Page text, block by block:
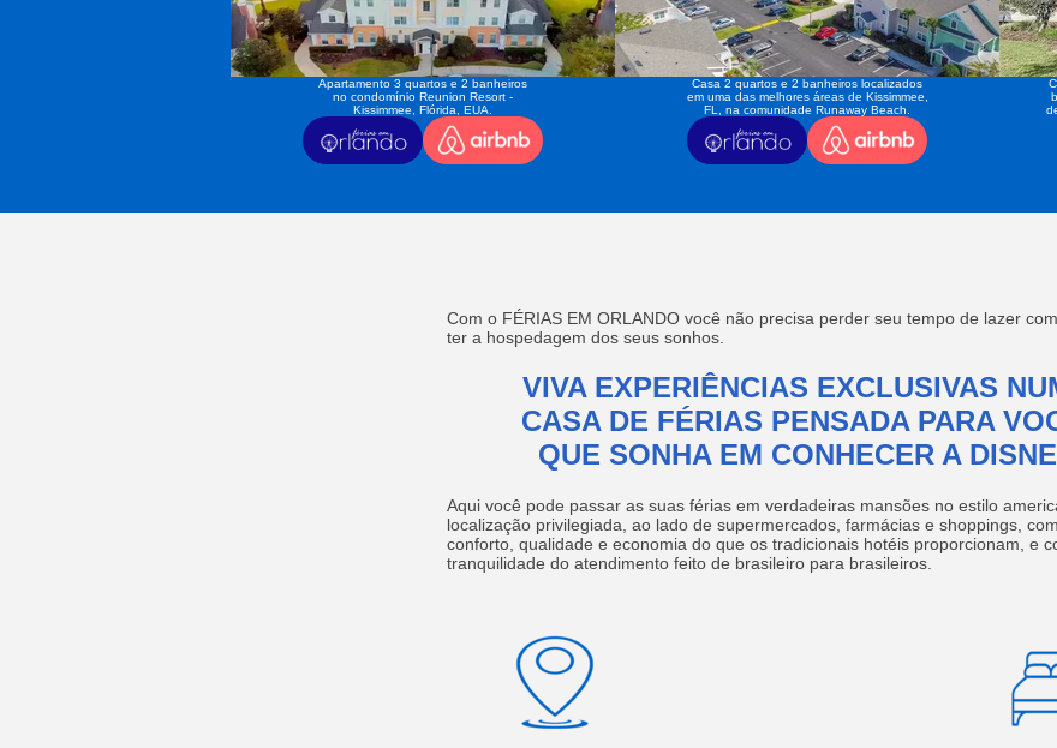
Apartamento 3 quartos e 2 banheiros
no condomínio Reunion Resort -
Kissimmee, Flórida, EUA.
Casa 2 quartos e 2 banheiros localizados
em uma das melhores áreas de Kissimmee,
FL, na comunidade Runaway Beach.
Com o FÉRIAS EM ORLANDO você não precisa perder seu tempo de lazer
ter a hospedagem dos seus sonhos.
VIVA EXPERIÊNCIAS EXCLUSIVAS
CASA DE FÉRIAS PENSADA PARA
QUE SONHA EM CONHECER A
Aqui você pode passar as suas férias em verdadeiras mansões no estilo
localização privilegiada, ao lado de supermercados, farmácias e shoppings,
conforto, qualidade e economia do que os tradicionais hotéis proporcionam, e
tranquilidade do atendimento feito de brasileiro para brasileiros.